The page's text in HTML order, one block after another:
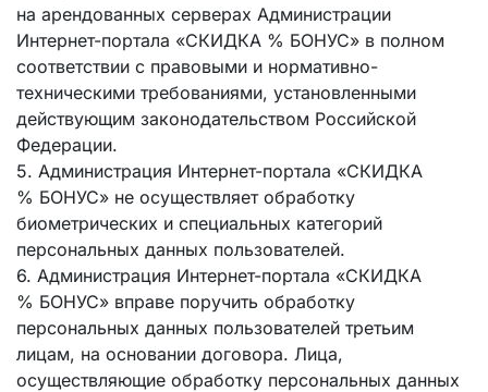
на арендованных серверах Администрации
Интернет-портала «СКИДКА % БОНУС» в полном
соответствии с правовыми и нормативно-
техническими требованиями, установленными
действующим законодательством Российской
Федерации.
5. Администрация Интернет-портала «СКИДКА
% БОНУС» не осуществляет обработку
биометрических и специальных категорий
персональных данных пользователей.
6. Администрация Интернет-портала «СКИДКА
% БОНУС» вправе поручить обработку
персональных данных пользователей третьим
лицам, на основании договора. Лица,
осуществляющие обработку персональных данных